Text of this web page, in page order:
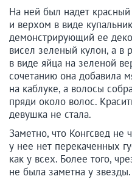
На ней был надет
и верхом в виде
демонстрирующий ее
висел зеленый кулон, а в
в виде яйца на зеленой
сочетанию она добавила
на каблуке, а волосы
пряди около волос.
девушка не стала.
Заметно, что Конгсвед не
у нее нет перекаченных
как у всех. Более того,
не была заметна у звезды.